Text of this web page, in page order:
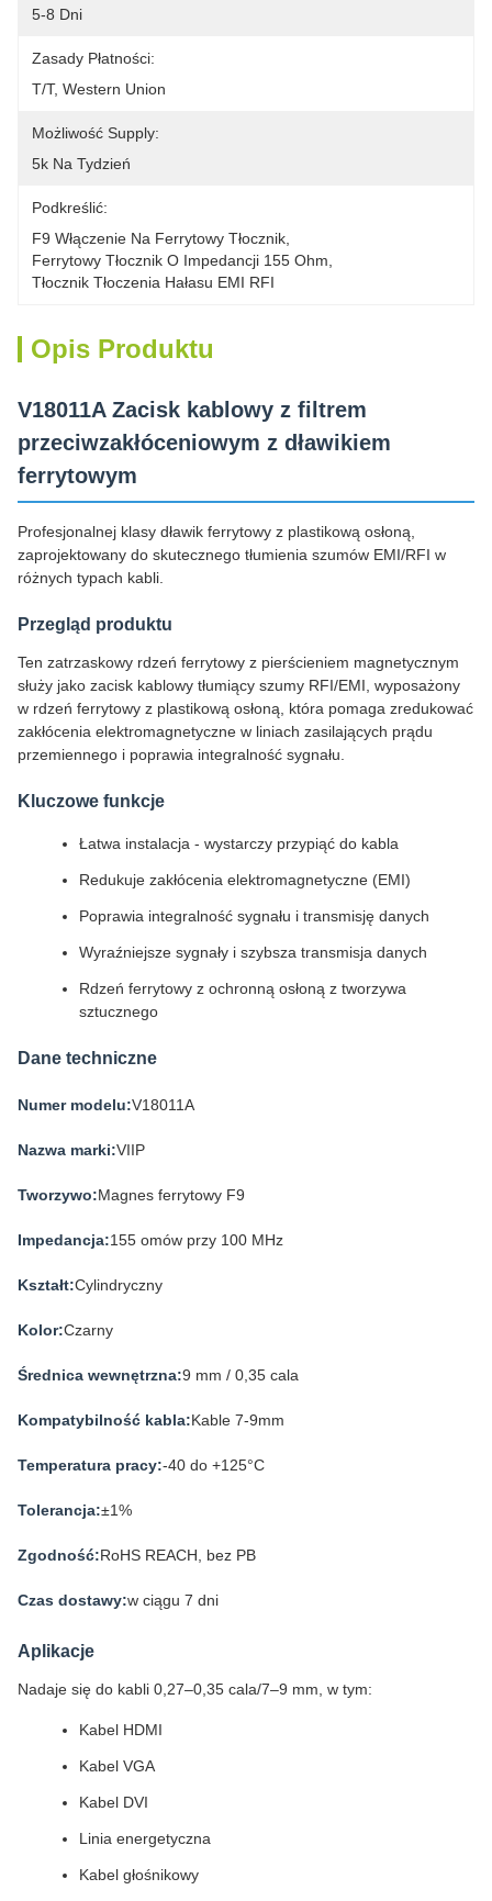
5-8 Dni
Zasady Płatności:
T/T, Western Union
Możliwość Supply:
5k Na Tydzień
Podkreślić:
F9 Włączenie Na Ferrytowy Tłocznik
Ferrytowy Tłocznik O Impedancji 155 Ohm
Tłocznik Tłoczenia Hałasu EMI RFI
Opis Produktu
V18011A Zacisk kablowy z filtrem
przeciwzakłóceniowym z dławikiem
ferrytowym
Profesjonalnej klasy dławik ferrytowy z plastikową osłoną,
zaprojektowany do skutecznego tłumienia szumów EMI/RFI w
różnych typach kabli.
Przegląd produktu
Ten zatrzaskowy rdzeń ferrytowy z pierścieniem magnetycznym
służy jako zacisk kablowy tłumiący szumy RFI/EMI, wyposażony
w rdzeń ferrytowy z plastikową osłoną, która pomaga zredukować
zakłócenia elektromagnetyczne w liniach zasilających prądu
przemiennego i poprawia integralność sygnału.
Kluczowe funkcje
Łatwa instalacja - wystarczy przypiąć do kabla
Redukuje zakłócenia elektromagnetyczne (EMI)
Poprawia integralność sygnału i transmisję danych
Wyraźniejsze sygnały i szybsza transmisja danych
Rdzeń ferrytowy z ochronną osłoną z tworzywa
sztucznego
Dane techniczne
Numer modelu:V18011A
Nazwa marki:VIIP
Tworzywo:Magnes ferrytowy F9
Impedancja:155 omów przy 100 MHz
Kształt:Cylindryczny
Kolor:Czarny
Średnica wewnętrzna:9 mm / 0,35 cala
Kompatybilność kabla:Kable 7-9mm
Temperatura pracy:-40 do +125°C
Tolerancja:±1%
Zgodność:RoHS REACH, bez PB
Czas dostawy:w ciągu 7 dni
Aplikacje
Nadaje się do kabli 0,27–0,35 cala/7–9 mm, w tym:
Kabel HDMI
Kabel VGA
Kabel DVI
Linia energetyczna
Kabel głośnikowy